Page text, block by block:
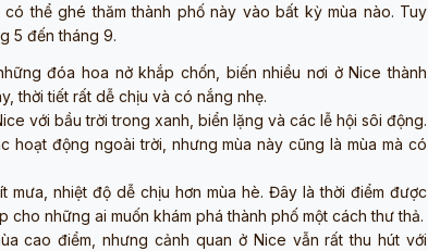
thể ghé thăm thành phố này vào bất kỳ mùa nào. Tuy
5 đến tháng 9.
đóa hoa nở khắp chốn, biến nhiều nơi ở Nice thành
thời tiết rất dễ chịu và có nắng nhẹ.
với bầu trời trong xanh, biển lặng và các lễ hội sôi động.
động ngoài trời, nhưng mùa này cũng là mùa mà có
mưa, nhiệt độ dễ chịu hơn mùa hè. Đây là thời điểm được
những ai muốn khám phá thành phố một cách thư thả.
cao điểm, nhưng cảnh quan ở Nice vẫn rất thu hút với